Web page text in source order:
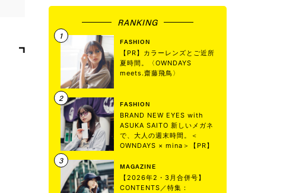
RANKING
FASHION
【PR】カラーレンズとご近所
夏時間。〈OWNDAYS
meets.齋藤飛鳥〉
FASHION
BRAND NEW EYES with
ASUKA SAITO 新しいメガネ
で、大人の週末時間。＜
OWNDAYS × mina＞【PR】
MAGAZINE
【2026年2・3月合併号】
CONTENTS／特集：